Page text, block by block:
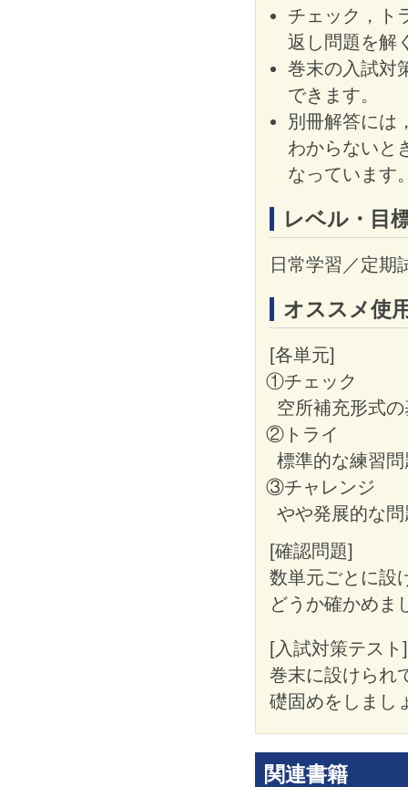
チェック，ト
返し問題を解
巻末の入試対
できます。
別冊解答には
わからないと
なっています
レベル・目
日常学習／定期
オススメ使
[各単元]
①チェック
空所補充形式
②トライ
標準的な練習
③チャレンジ
やや発展的な
[確認問題]
数単元ごとに設
どうか確かめま
[入試対策テスト]
巻末に設けられ
礎固めをしまし
関連書籍